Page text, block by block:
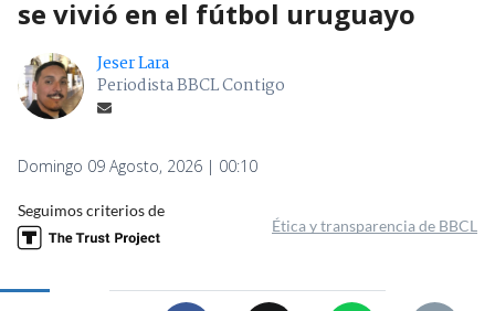
se vivió en el fútbol uruguayo
Jeser Lara
Periodista BBCL Contigo
Domingo 09 Agosto, 2026 | 00:10
Seguimos criterios de
Ética y transparencia de BBCL